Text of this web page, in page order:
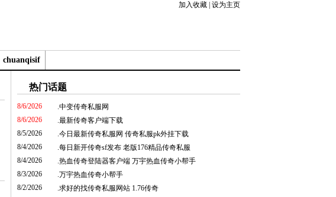
加入收藏 设为主页
chuanqisif
热门话题
.中变传奇私服网
8/6/2026
.最新传奇客户端下载
8/6/2026
.今日最新传奇私服网 传奇私服pk外挂下载
8/5/2026
.每日新开传奇sf发布 老版176精品传奇私服
8/4/2026
.热血传奇登陆器客户端 万宇热血传奇小帮手
8/4/2026
.万宇热血传奇小帮手
8/3/2026
.求好的找传奇私服网站 1.76传奇
8/2/2026